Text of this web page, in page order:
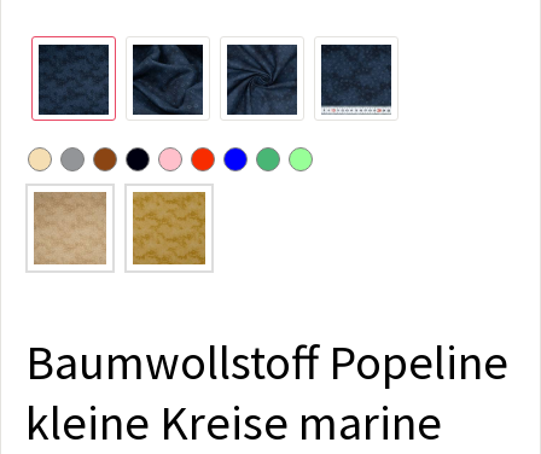
Baumwollstoff Popeline
kleine Kreise marine